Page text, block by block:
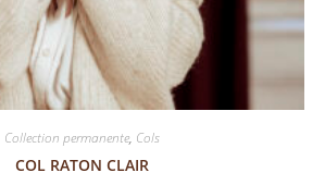
Collection permanente, Cols
COL RATON CLAIR